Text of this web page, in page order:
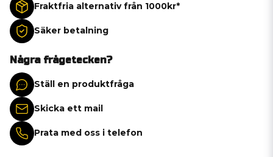
Fraktfria alternativ från 1000kr*
Säker betalning
Några frågetecken?
Ställ en produktfråga
Skicka ett mail
Prata med oss i telefon